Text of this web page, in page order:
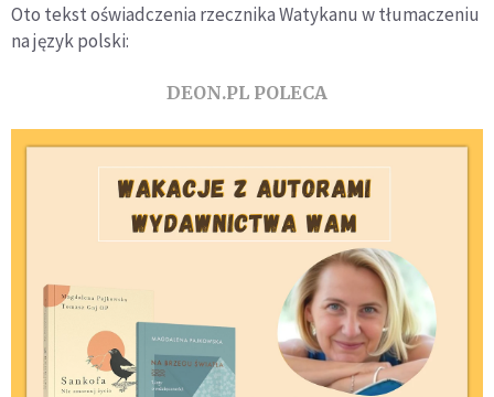
Oto tekst oświadczenia rzecznika Watykanu w tłumaczeniu
na język polski:
DEON.PL POLECA